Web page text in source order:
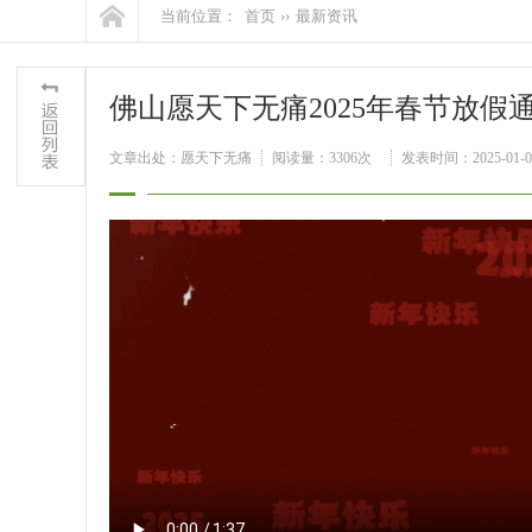
当前位置： 首页 ›› 最新资讯
佛山愿天下无痛2025年春节放假
文章出处：愿天下无痛 阅读量：3306次 发表时间：2025-01-